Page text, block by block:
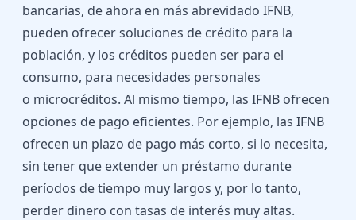
bancarias, de ahora en más abrevidado IFNB,
pueden ofrecer soluciones de crédito para la
población, y los créditos pueden ser para el
consumo, para necesidades personales
o microcréditos. Al mismo tiempo, las IFNB ofrecen
opciones de pago eficientes. Por ejemplo, las IFNB
ofrecen un plazo de pago más corto, si lo necesita,
sin tener que extender un préstamo durante
períodos de tiempo muy largos y, por lo tanto,
perder dinero con tasas de interés muy altas.